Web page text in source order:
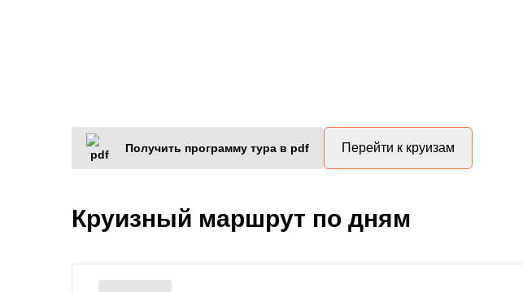
Получить программу тура в pdf Перейти к круизам
Круизный маршрут по дням